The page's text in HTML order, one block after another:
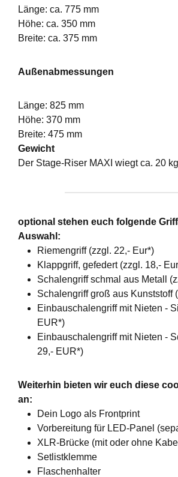
Länge: ca. 775 mm
Höhe: ca. 350 mm
Breite: ca. 375 mm
Außenabmessungen
Länge: 825 mm
Höhe: 370 mm
Breite: 475 mm
Gewicht
Der Stage-Riser MAXI wiegt ca. 20 kg
optional stehen euch folgende
Auswahl:
Riemengriff (zzgl. 22,- Eur*)
Klappgriff, gefedert (zzgl. 18,-
Schalengriff schmal aus Metall
Schalengriff groß aus Kunststoff
Einbauschalengriff mit Nieten -
EUR*)
Einbauschalengriff mit Nieten -
29,- EUR*)
Weiterhin bieten wir euch diese
an:
Dein Logo als Frontprint
Vorbereitung für LED-Panel
XLR-Brücke (mit oder ohne
Setlistklemme
Flaschenhalter